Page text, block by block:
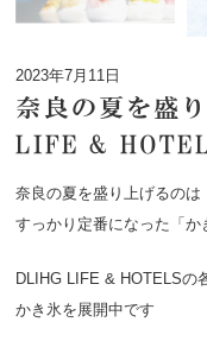
2023年7月11日
奈良の夏を盛
LIFE &
奈良の夏を盛り上げるのは
すっかり定番になった「か
DLIHG LIFE & HOTELSの
かき氷を展開中です